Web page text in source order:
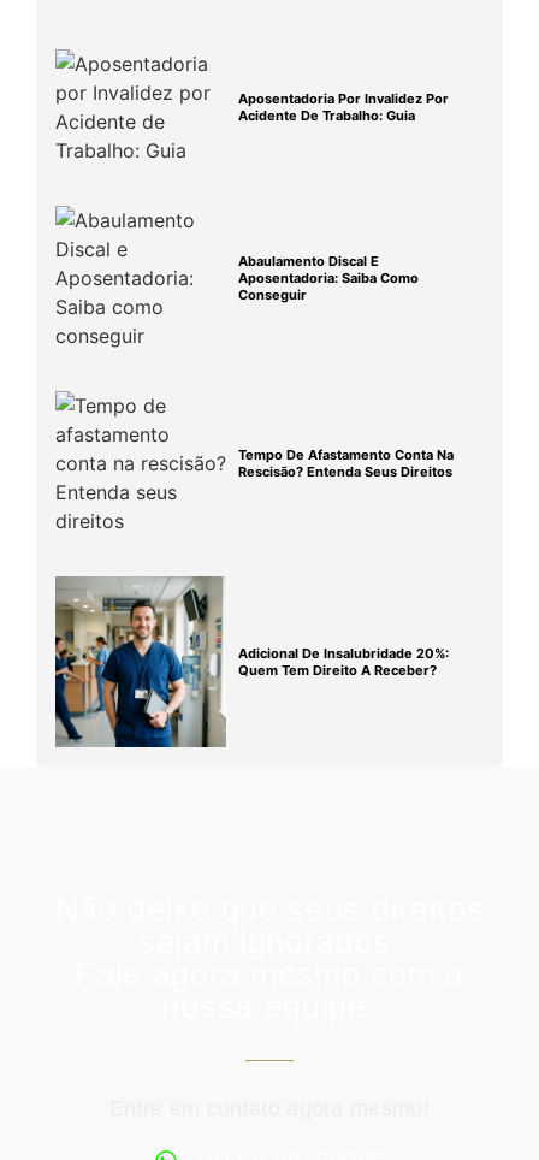
Aposentadoria Por Invalidez Por
Acidente De Trabalho: Guia
Abaulamento Discal E
Aposentadoria: Saiba Como
Conseguir
Tempo De Afastamento Conta Na
Rescisão? Entenda Seus Direitos
Adicional De Insalubridade 20%:
Quem Tem Direito A Receber?